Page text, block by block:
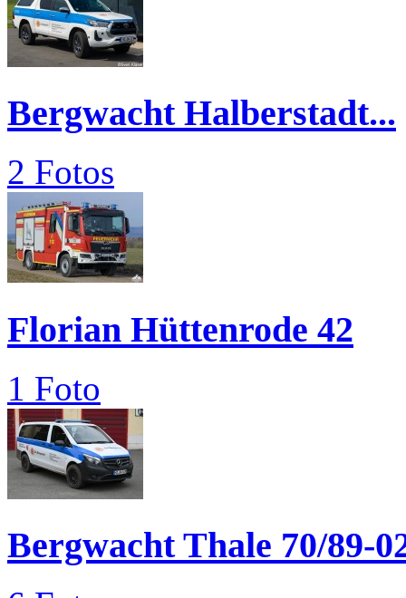
Bergwacht Halberstadt...
2 Fotos
Florian Hüttenrode 42
1 Foto
Bergwacht Thale 70/89-